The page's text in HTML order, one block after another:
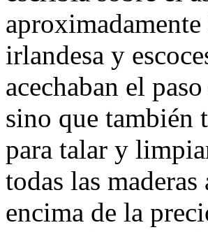
irlandesa y
acechaban el
sino que también
para talar y
todas las
encima de la